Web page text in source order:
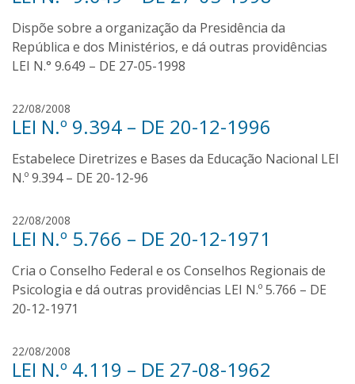
e
i
a
n
O
l
a
Dispõe sobre a organização da Presidência da
República e dos Ministérios, e dá outras providências
LEI N.° 9.649 – DE 27-05-1998
22/08/2008
v
n
O
v
e
i
a
LEI N.º 9.394 – DE 20-12-1996
Estabelece Diretrizes e Bases da Educação Nacional LEI
N.º 9.394 – DE 20-12-96
22/08/2008
v
n
O
l
LEI N.º 5.766 – DE 20-12-1971
Cria o Conselho Federal e os Conselhos Regionais de
Psicologia e dá outras providências LEI N.º 5.766 – DE
20-12-1971
22/08/2008
v
LEI N.º 4.119 – DE 27-08-1962